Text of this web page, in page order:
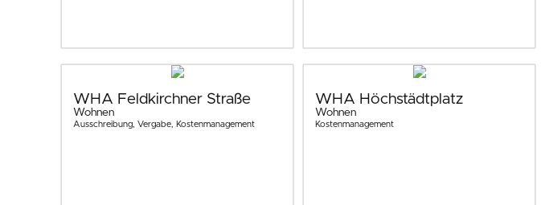
WHA Feldkirchner Straße
Wohnen
Ausschreibung, Vergabe, Kostenmanagement
WHA Höchstädtplatz
Wohnen
Kostenmanagement